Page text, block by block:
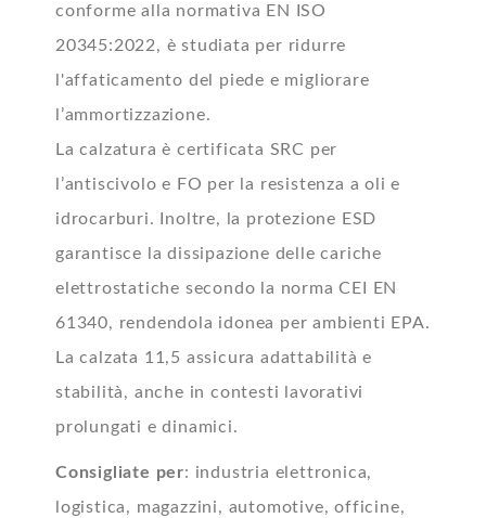
conforme alla normativa EN ISO
20345:2022, è studiata per ridurre
l'affaticamento del piede e migliorare
l’ammortizzazione.
La calzatura è certificata SRC per
l’antiscivolo e FO per la resistenza a oli e
idrocarburi. Inoltre, la protezione ESD
garantisce la dissipazione delle cariche
elettrostatiche secondo la norma CEI EN
61340, rendendola idonea per ambienti EPA.
La calzata 11,5 assicura adattabilità e
stabilità, anche in contesti lavorativi
prolungati e dinamici.
Consigliate per: industria elettronica,
logistica, magazzini, automotive, officine,